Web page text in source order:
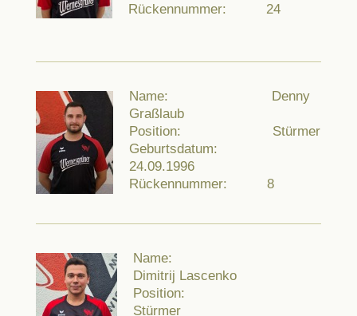
Rückennummer: 24
Name: Denny
Graßlaub
Position: Stürmer
Geburtsdatum:
24.09.1996
Rückennummer: 8
Name:
Dimitrij Lascenko
Position:
Stürmer